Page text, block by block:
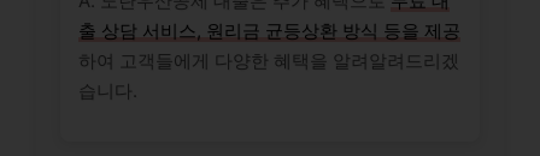
출 상담 서비스, 원리금 균등상환 방식 등을 제공
하여 고객들에게 다양한 혜택을 알려알려드리겠
습니다.